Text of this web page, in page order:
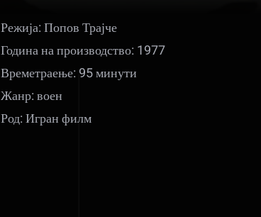
Режија: Попов Трајче
Година на производство: 1977
Времетраење: 95 минути
Жанр: воен
Род: Игран филм